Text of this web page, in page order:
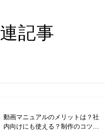
記事
動画マニュアルのメリットは？社
内向けにも使える？制作のコツや